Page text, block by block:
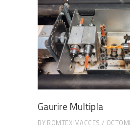
Gaurire Multipla
BY ROMTEXIMACCES